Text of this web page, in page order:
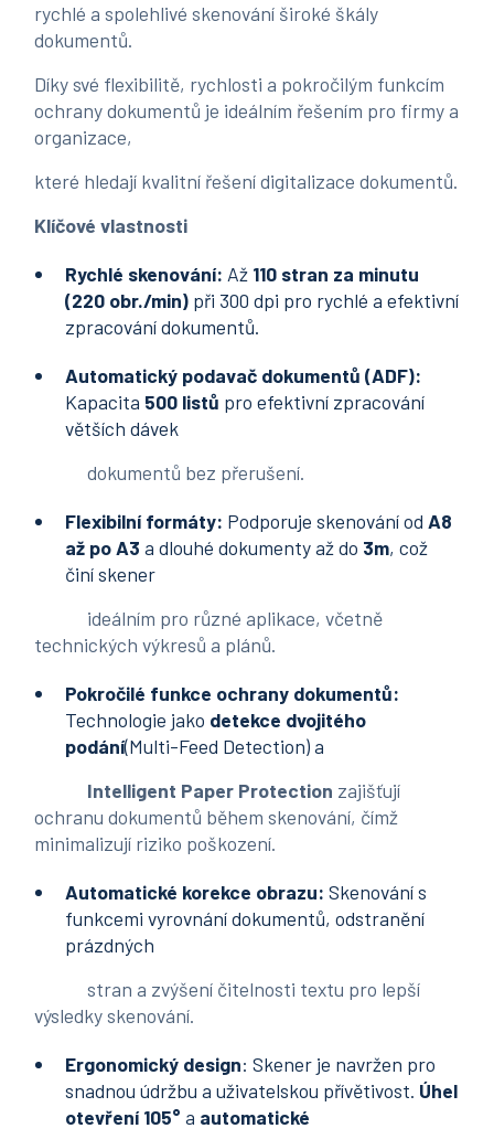
rychlé a spolehlivé skenování široké škály
dokumentů.
Díky své flexibilitě, rychlosti a pokročilým funkcím
ochrany dokumentů je ideálním řešením pro firmy a
organizace,
které hledají kvalitní řešení digitalizace dokumentů.
Klíčové vlastnosti
Rychlé skenování: Až 110 stran za minutu
(220 obr./min) při 300 dpi pro rychlé a efektivní
zpracování dokumentů.
Automatický podavač dokumentů (ADF):
Kapacita 500 listů pro efektivní zpracování
větších dávek
dokumentů bez přerušení.
Flexibilní formáty: Podporuje skenování od A8
až po A3 a dlouhé dokumenty až do 3m, což
činí skener
ideálním pro různé aplikace, včetně
technických výkresů a plánů.
Pokročilé funkce ochrany dokumentů:
Technologie jako detekce dvojitého
podání(Multi-Feed Detection) a
Intelligent Paper Protection zajišťují
ochranu dokumentů během skenování, čímž
minimalizují riziko poškození.
Automatické korekce obrazu:Skenování s
funkcemi vyrovnání dokumentů, odstranění
prázdných
stran a zvýšení čitelnosti textu pro lepší
výsledky skenování.
Ergonomický design: Skener je navržen pro
snadnou údržbu a uživatelskou přívětivost. Úhel
otevření 105° a automatické